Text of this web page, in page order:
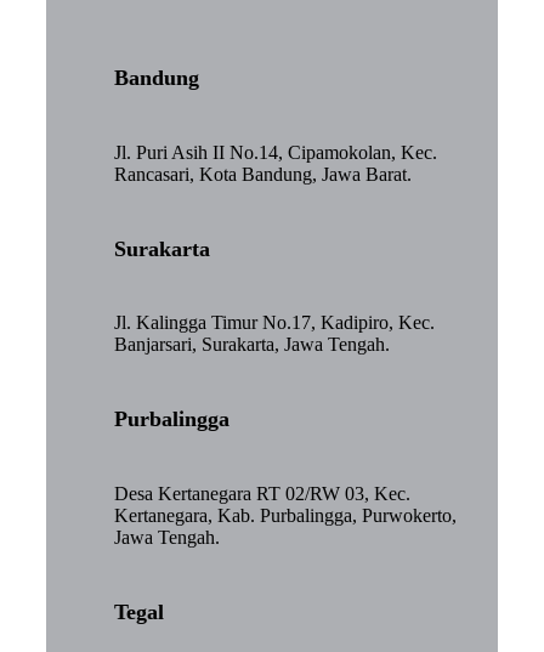
Bandung
Jl. Puri Asih II No.14, Cipamokolan, Kec.
Rancasari, Kota Bandung, Jawa Barat.
Surakarta
Jl. Kalingga Timur No.17, Kadipiro, Kec.
Banjarsari, Surakarta, Jawa Tengah.
Purbalingga
Desa Kertanegara RT 02/RW 03, Kec.
Kertanegara, Kab. Purbalingga, Purwokerto,
Jawa Tengah.
Tegal